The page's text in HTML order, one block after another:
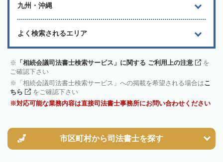
九州・沖縄
よく検索されるエリア
「相続会議司法書士検索サービス」に関する ご利用上の注意
を
ご確認下さい
「相続会議司法書士検索サービス」への掲載を希望される場合はこ
ちら
をご確認下さい
対応可能な業務内容は直接司法書士事務所にお問い合わせください
市区町村から司法書士を探す